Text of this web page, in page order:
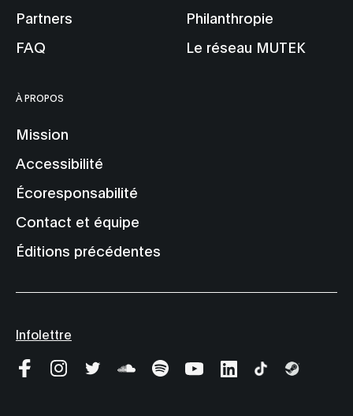
Partners
FAQ
Philanthropie
Le réseau MUTEK
À PROPOS
Mission
Accessibilité
Écoresponsabilité
Contact et équipe
Éditions précédentes
Infolettre